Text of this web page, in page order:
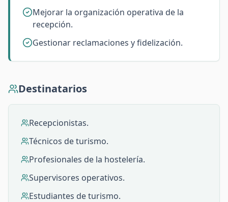
Mejorar la organización operativa de la
recepción.
Gestionar reclamaciones y fidelización.
Destinatarios
Recepcionistas.
Técnicos de turismo.
Profesionales de la hostelería.
Supervisores operativos.
Estudiantes de turismo.